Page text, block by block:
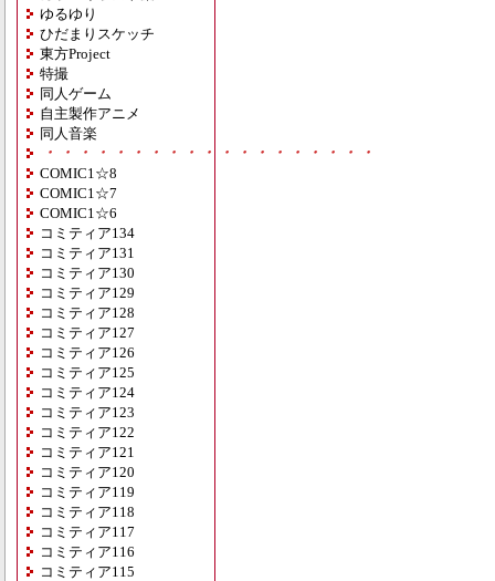
ゆるゆり
ひだまりスケッチ
東方Project
特撮
同人ゲーム
自主製作アニメ
同人音楽
・・・・・・・・・・・・・・・・・・・
COMIC1☆8
COMIC1☆7
COMIC1☆6
コミティア134
コミティア131
コミティア130
コミティア129
コミティア128
コミティア127
コミティア126
コミティア125
コミティア124
コミティア123
コミティア122
コミティア121
コミティア120
コミティア119
コミティア118
コミティア117
コミティア116
コミティア115